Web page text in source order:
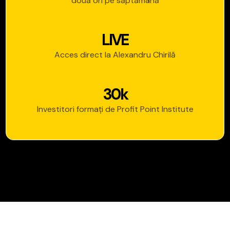
LIVE
Acces direct la Alexandru Chirilă
30k
Investitori formați de Profit Point Institute